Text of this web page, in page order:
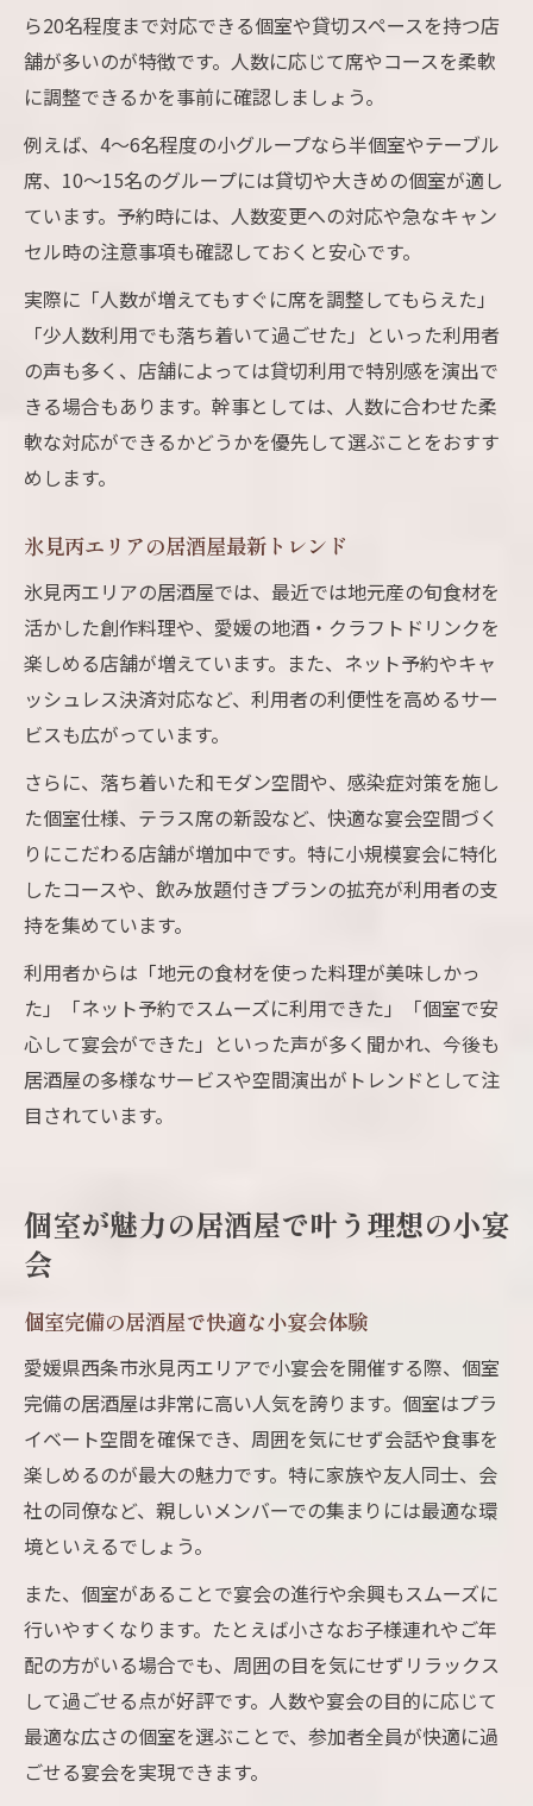
ら20名程度まで対応できる個室や貸切スペースを持つ店
舗が多いのが特徴です。人数に応じて席やコースを柔軟
に調整できるかを事前に確認しましょう。
例えば、4～6名程度の小グループなら半個室やテーブル
席、10～15名のグループには貸切や大きめの個室が適し
ています。予約時には、人数変更への対応や急なキャン
セル時の注意事項も確認しておくと安心です。
実際に「人数が増えてもすぐに席を調整してもらえた」
「少人数利用でも落ち着いて過ごせた」といった利用者
の声も多く、店舗によっては貸切利用で特別感を演出で
きる場合もあります。幹事としては、人数に合わせた柔
軟な対応ができるかどうかを優先して選ぶことをおすす
めします。
氷見丙エリアの居酒屋最新トレンド
氷見丙エリアの居酒屋では、最近では地元産の旬食材を
活かした創作料理や、愛媛の地酒・クラフトドリンクを
楽しめる店舗が増えています。また、ネット予約やキャ
ッシュレス決済対応など、利用者の利便性を高めるサー
ビスも広がっています。
さらに、落ち着いた和モダン空間や、感染症対策を施し
た個室仕様、テラス席の新設など、快適な宴会空間づく
りにこだわる店舗が増加中です。特に小規模宴会に特化
したコースや、飲み放題付きプランの拡充が利用者の支
持を集めています。
利用者からは「地元の食材を使った料理が美味しかっ
た」「ネット予約でスムーズに利用できた」「個室で安
心して宴会ができた」といった声が多く聞かれ、今後も
居酒屋の多様なサービスや空間演出がトレンドとして注
目されています。
個室が魅力の居酒屋で叶う理想の小宴
会
個室完備の居酒屋で快適な小宴会体験
愛媛県西条市氷見丙エリアで小宴会を開催する際、個室
完備の居酒屋は非常に高い人気を誇ります。個室はプラ
イベート空間を確保でき、周囲を気にせず会話や食事を
楽しめるのが最大の魅力です。特に家族や友人同士、会
社の同僚など、親しいメンバーでの集まりには最適な環
境といえるでしょう。
また、個室があることで宴会の進行や余興もスムーズに
行いやすくなります。たとえば小さなお子様連れやご年
配の方がいる場合でも、周囲の目を気にせずリラックス
して過ごせる点が好評です。人数や宴会の目的に応じて
最適な広さの個室を選ぶことで、参加者全員が快適に過
ごせる宴会を実現できます。